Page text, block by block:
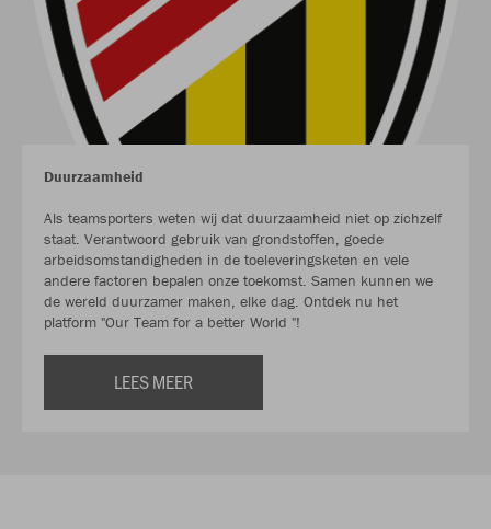
Duurzaamheid
Als teamsporters weten wij dat duurzaamheid niet op zichzelf
staat. Verantwoord gebruik van grondstoffen, goede
arbeidsomstandigheden in de toeleveringsketen en vele
andere factoren bepalen onze toekomst. Samen kunnen we
de wereld duurzamer maken, elke dag. Ontdek nu het
platform "Our Team for a better World "!
LEES MEER